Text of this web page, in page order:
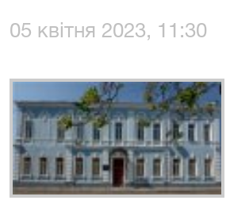
05 квітня 2023, 11:30